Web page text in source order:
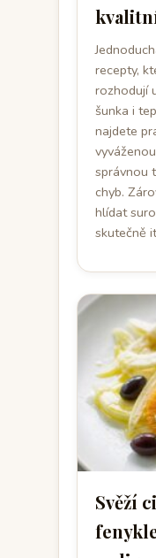
recepty,
rozhodují
šunka i
najdete
správnou
chyb.
hlídat
skutečně
Svěží